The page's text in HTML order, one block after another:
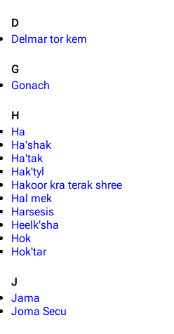
D
Delmar tor kem
G
Gonach
H
Ha
Ha'shak
Ha'tak
Hak'tyl
Hakoor kra terak shree
Hal mek
Harsesis
Heelk'sha
Hok
Hok'tar
J
Jama
Joma Secu